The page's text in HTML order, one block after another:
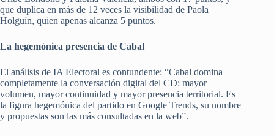
que duplica en más de 12 veces la visibilidad de Paola
Holguín, quien apenas alcanza 5 puntos.
La hegemónica presencia de Cabal
El análisis de IA Electoral es contundente: “Cabal domina
completamente la conversación digital del CD: mayor
volumen, mayor continuidad y mayor presencia territorial. Es
la figura hegemónica del partido en Google Trends, su nombre
y propuestas son las más consultadas en la web”.